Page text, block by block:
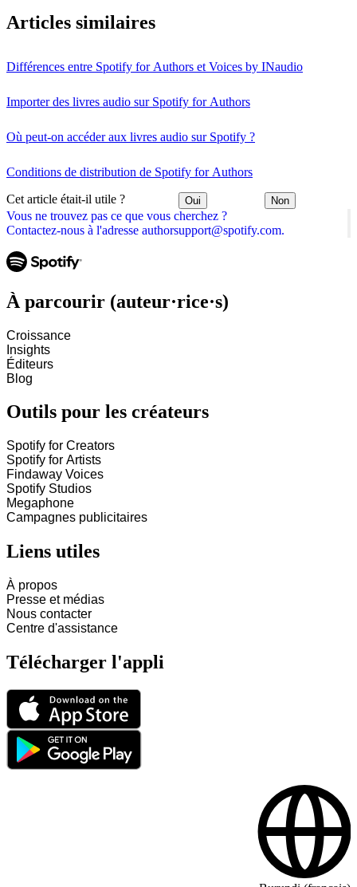
Vous ne trouvez pas ce que vous cherchez ?
Contactez-nous à l'adresse authorsupport@spotify.com.
Articles similaires
Différences entre Spotify for Authors et Voices by INaudio
Importer des livres audio sur Spotify for Authors
Où peut-on accéder aux livres audio sur Spotify ?
Conditions de distribution de Spotify for Authors
Cet article était-il utile ? Oui Non
À parcourir (auteur·rice·s)
Croissance
Insights
Éditeurs
Blog
Outils pour les créateurs
Spotify for Creators
Spotify for Artists
Findaway Voices
Spotify Studios
Megaphone
Campagnes publicitaires
Liens utiles
À propos
Presse et médias
Nous contacter
Centre d'assistance
Télécharger l'appli